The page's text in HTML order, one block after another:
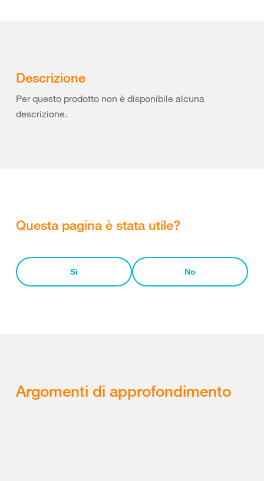
Descrizione
Per questo prodotto non è disponibile alcuna
descrizione.
Questa pagina è stata utile?
Sì No
Argomenti di approfondimento